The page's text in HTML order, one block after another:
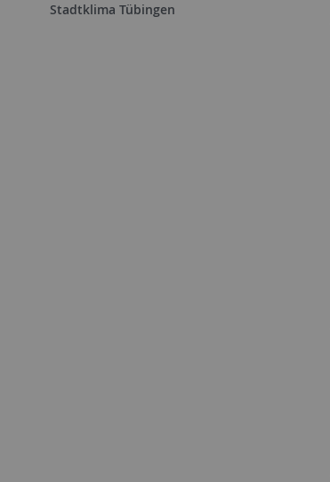
Stadtklima Tübingen